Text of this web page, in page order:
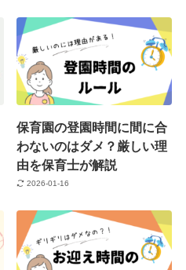
保育園の登園時間に間に合
わないのはダメ？厳しい理
由を保育士が解説
2026-01-16